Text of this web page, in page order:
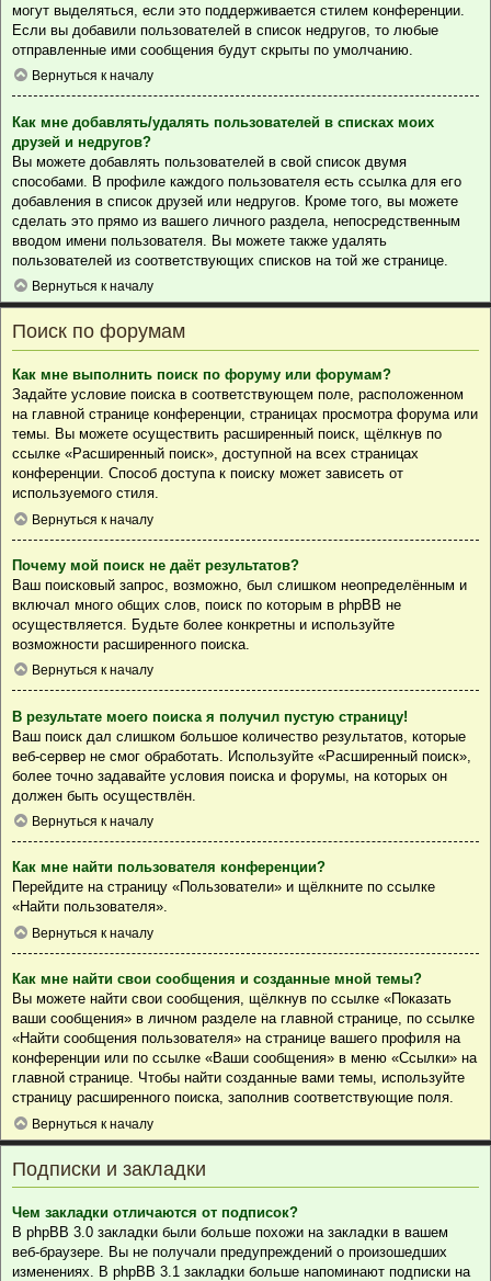
могут выделяться, если это поддерживается стилем конференции.
Если вы добавили пользователей в список недругов, то любые
отправленные ими сообщения будут скрыты по умолчанию.
Вернуться к началу
Как мне добавлять/удалять пользователей в списках моих
друзей и недругов?
Вы можете добавлять пользователей в свой список двумя
способами. В профиле каждого пользователя есть ссылка для его
добавления в список друзей или недругов. Кроме того, вы можете
сделать это прямо из вашего личного раздела, непосредственным
вводом имени пользователя. Вы можете также удалять
пользователей из соответствующих списков на той же странице.
Вернуться к началу
Поиск по форумам
Как мне выполнить поиск по форуму или форумам?
Задайте условие поиска в соответствующем поле, расположенном
на главной странице конференции, страницах просмотра форума или
темы. Вы можете осуществить расширенный поиск, щёлкнув по
ссылке «Расширенный поиск», доступной на всех страницах
конференции. Способ доступа к поиску может зависеть от
используемого стиля.
Вернуться к началу
Почему мой поиск не даёт результатов?
Ваш поисковый запрос, возможно, был слишком неопределённым и
включал много общих слов, поиск по которым в phpBB не
осуществляется. Будьте более конкретны и используйте
возможности расширенного поиска.
Вернуться к началу
В результате моего поиска я получил пустую страницу!
Ваш поиск дал слишком большое количество результатов, которые
веб-сервер не смог обработать. Используйте «Расширенный поиск»,
более точно задавайте условия поиска и форумы, на которых он
должен быть осуществлён.
Вернуться к началу
Как мне найти пользователя конференции?
Перейдите на страницу «Пользователи» и щёлкните по ссылке
«Найти пользователя».
Вернуться к началу
Как мне найти свои сообщения и созданные мной темы?
Вы можете найти свои сообщения, щёлкнув по ссылке «Показать
ваши сообщения» в личном разделе на главной странице, по ссылке
«Найти сообщения пользователя» на странице вашего профиля на
конференции или по ссылке «Ваши сообщения» в меню «Ссылки» на
главной странице. Чтобы найти созданные вами темы, используйте
страницу расширенного поиска, заполнив соответствующие поля.
Вернуться к началу
Подписки и закладки
Чем закладки отличаются от подписок?
В phpBB 3.0 закладки были больше похожи на закладки в вашем
веб-браузере. Вы не получали предупреждений о произошедших
изменениях. В phpBB 3.1 закладки больше напоминают подписки на